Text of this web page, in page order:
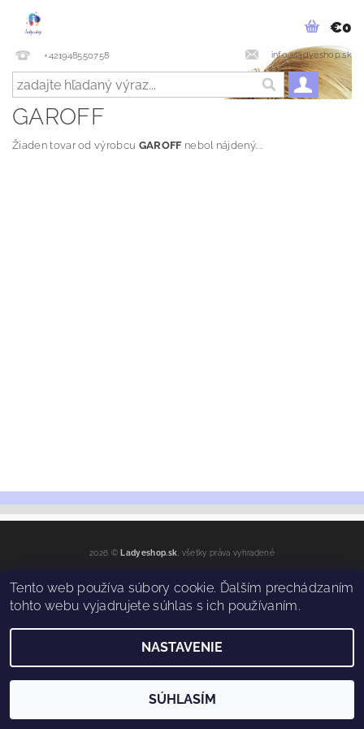
+421948550758 info@ladyeshop.sk
€0
GAROFF
Žiaden tovar od výrobcu GAROFFnebol nájdený....
2026 © Ladyeshop.sk , všetky práva vyhradené
Vytvoril Shoptet
Tento web používa súbory cookie. Ďalším prechádzaním
tohto webu vyjadrujete súhlas s ich používaním.
NASTAVENIE
SÚHLASÍM